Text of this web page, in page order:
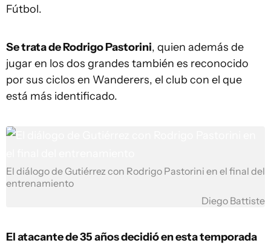
Fútbol.
Se trata de Rodrigo Pastorini, quien además de
jugar en los dos grandes también es reconocido
por sus ciclos en Wanderers, el club con el que
está más identificado.
El diálogo de Gutiérrez con Rodrigo Pastorini en el final del
entrenamiento
Diego Battiste
El atacante de 35 años decidió en esta temporada